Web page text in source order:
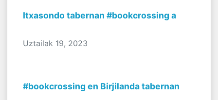
Itxasondo tabernan #bookcrossing a
Uztailak 19, 2023
#bookcrossing en Birjilanda tabernan